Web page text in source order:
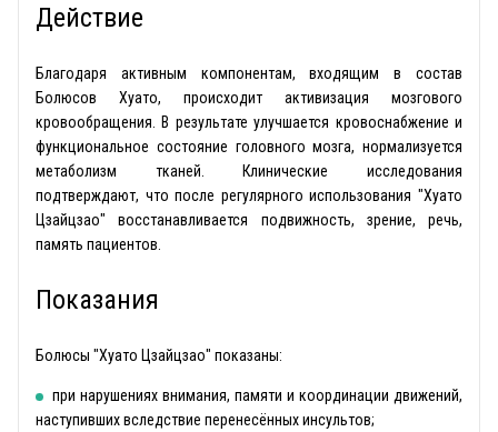
Действие
Благодаря активным компонентам, входящим в состав
Болюсов Хуато, происходит активизация мозгового
кровообращения. В результате улучшается кровоснабжение и
функциональное состояние головного мозга, нормализуется
метаболизм тканей. Клинические исследования
подтверждают, что после регулярного использования "Хуато
Цзайцзао" восстанавливается подвижность, зрение, речь,
память пациентов.
Показания
Болюсы "Хуато Цзайцзао" показаны:
при нарушениях внимания, памяти и координации движений,
наступивших вследствие перенесённых инсультов;